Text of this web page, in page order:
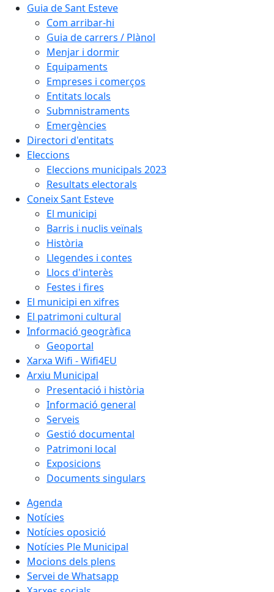
Guia de Sant Esteve
Com arribar-hi
Guia de carrers / Plànol
Menjar i dormir
Equipaments
Empreses i comerços
Entitats locals
Submnistraments
Emergències
Directori d'entitats
Eleccions
Eleccions municipals 2023
Resultats electorals
Coneix Sant Esteve
El municipi
Barris i nuclis veïnals
Història
Llegendes i contes
Llocs d'interès
Festes i fires
El municipi en xifres
El patrimoni cultural
Informació geogràfica
Geoportal
Xarxa Wifi - Wifi4EU
Arxiu Municipal
Presentació i història
Informació general
Serveis
Gestió documental
Patrimoni local
Exposicions
Documents singulars
Agenda
Notícies
Notícies oposició
Notícies Ple Municipal
Mocions dels plens
Servei de Whatsapp